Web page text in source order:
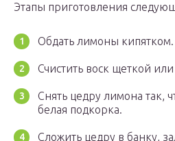
Этапы приготовления
Обдать лимоны кипятком.
Счистить воск щеткой
Снять цедру лимона так,
белая подкорка.
Сложить цедру в банку,